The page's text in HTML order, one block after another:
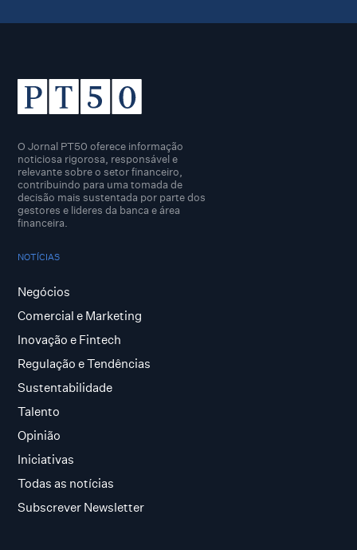
O Jornal PT50 oferece informação
noticiosa rigorosa, responsável e
relevante sobre o setor financeiro,
contribuindo para uma tomada de
decisão mais sustentada por parte dos
gestores e lideres da banca e área
financeira.
NOTÍCIAS
Negócios
Comercial e Marketing
Inovação e Fintech
Regulação e Tendências
Sustentabilidade
Talento
Opinião
Iniciativas
Todas as notícias
Subscrever Newsletter